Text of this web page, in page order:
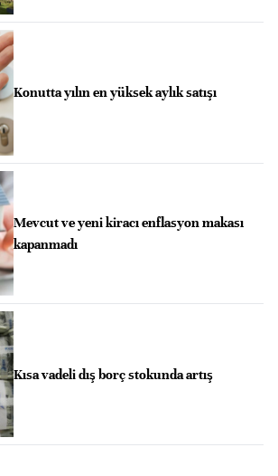
Konutta yılın en yüksek aylık satışı
Mevcut ve yeni kiracı enflasyon makası
kapanmadı
Kısa vadeli dış borç stokunda artış